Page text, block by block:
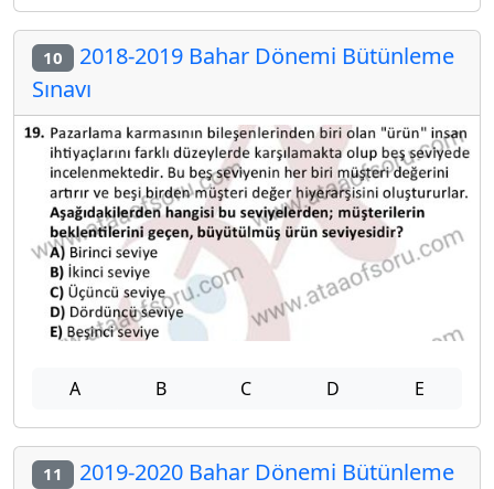
10 2018-2019 Bahar Dönemi Bütünleme
Sınavı
A B C D E
11 2019-2020 Bahar Dönemi Bütünleme